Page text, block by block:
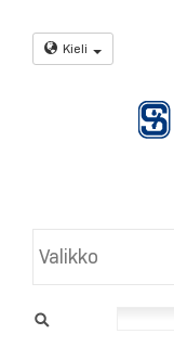
Kieli
Valikko